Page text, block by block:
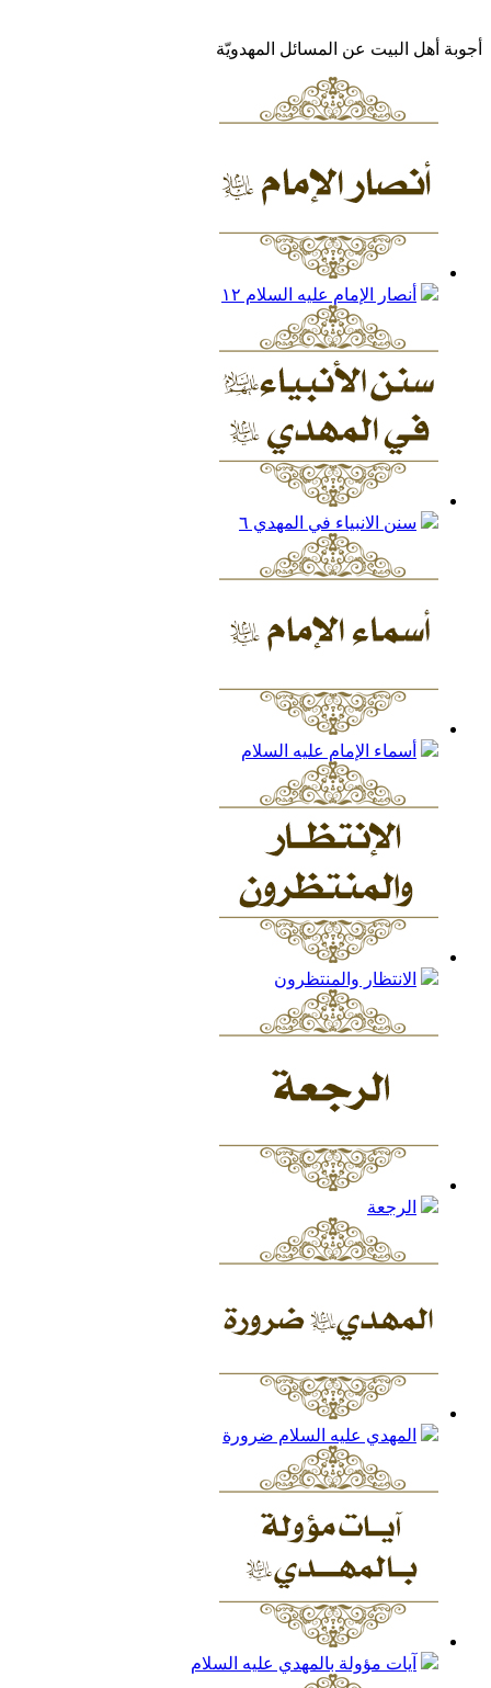
أجوبة أهل البيت عن المسائل المهدويّة
أنصار الإمام عليه السلام ١٢
سنن الانبياء في المهدي ٦
أسماء الإمام عليه السلام
الانتظار والمنتظرون
الرجعة
المهدي عليه السلام ضرورة
آيات مؤولة بالمهدي عليه السلام